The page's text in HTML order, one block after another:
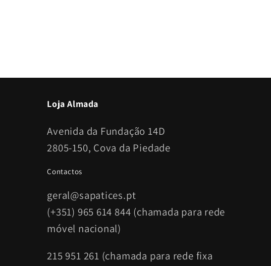
Loja Almada
Avenida da Fundação 14D
2805-150, Cova da Piedade
Contactos
geral@sapatices.pt
(+351) 965 614 844 (chamada para rede
móvel nacional)
215 951 261 (chamada para rede fixa